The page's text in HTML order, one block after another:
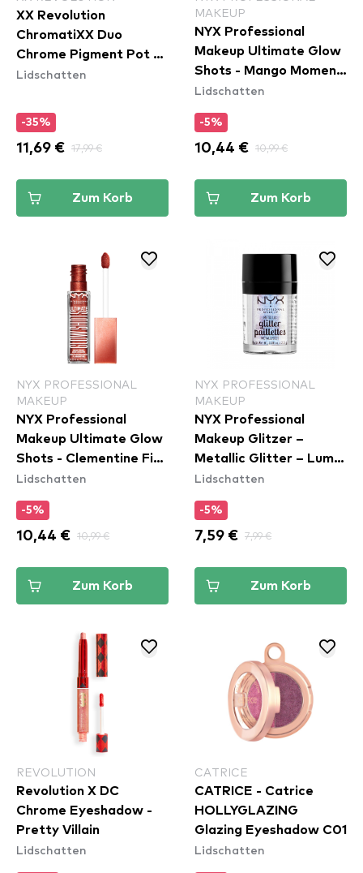
XX Revolution
ChromatiXX Duo
Chrome Pigment Pot -
Flip
Lidschatten
-35%
11,69 € 17,99 €
Zum Korb
MAKEUP
NYX Professional
Makeup Ultimate Glow
Shots - Mango Moment
(UGS09)
Lidschatten
-5%
10,44 € 10,99 €
Zum Korb
NYX PROFESSIONAL
MAKEUP
NYX Professional
Makeup Ultimate Glow
Shots - Clementine Fine
(UGS011)
Lidschatten
-5%
10,44 € 10,99 €
Zum Korb
NYX PROFESSIONAL
MAKEUP
NYX Professional
Makeup Glitzer –
Metallic Glitter – Lumi-
Lite (MGLI05)
Lidschatten
-5%
7,59 € 7,99 €
Zum Korb
REVOLUTION
Revolution X DC
Chrome Eyeshadow -
Pretty Villain
Lidschatten
CATRICE
CATRICE - Catrice
HOLLYGLAZING
Glazing Eyeshadow C01
Lidschatten